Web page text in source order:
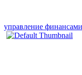
управление